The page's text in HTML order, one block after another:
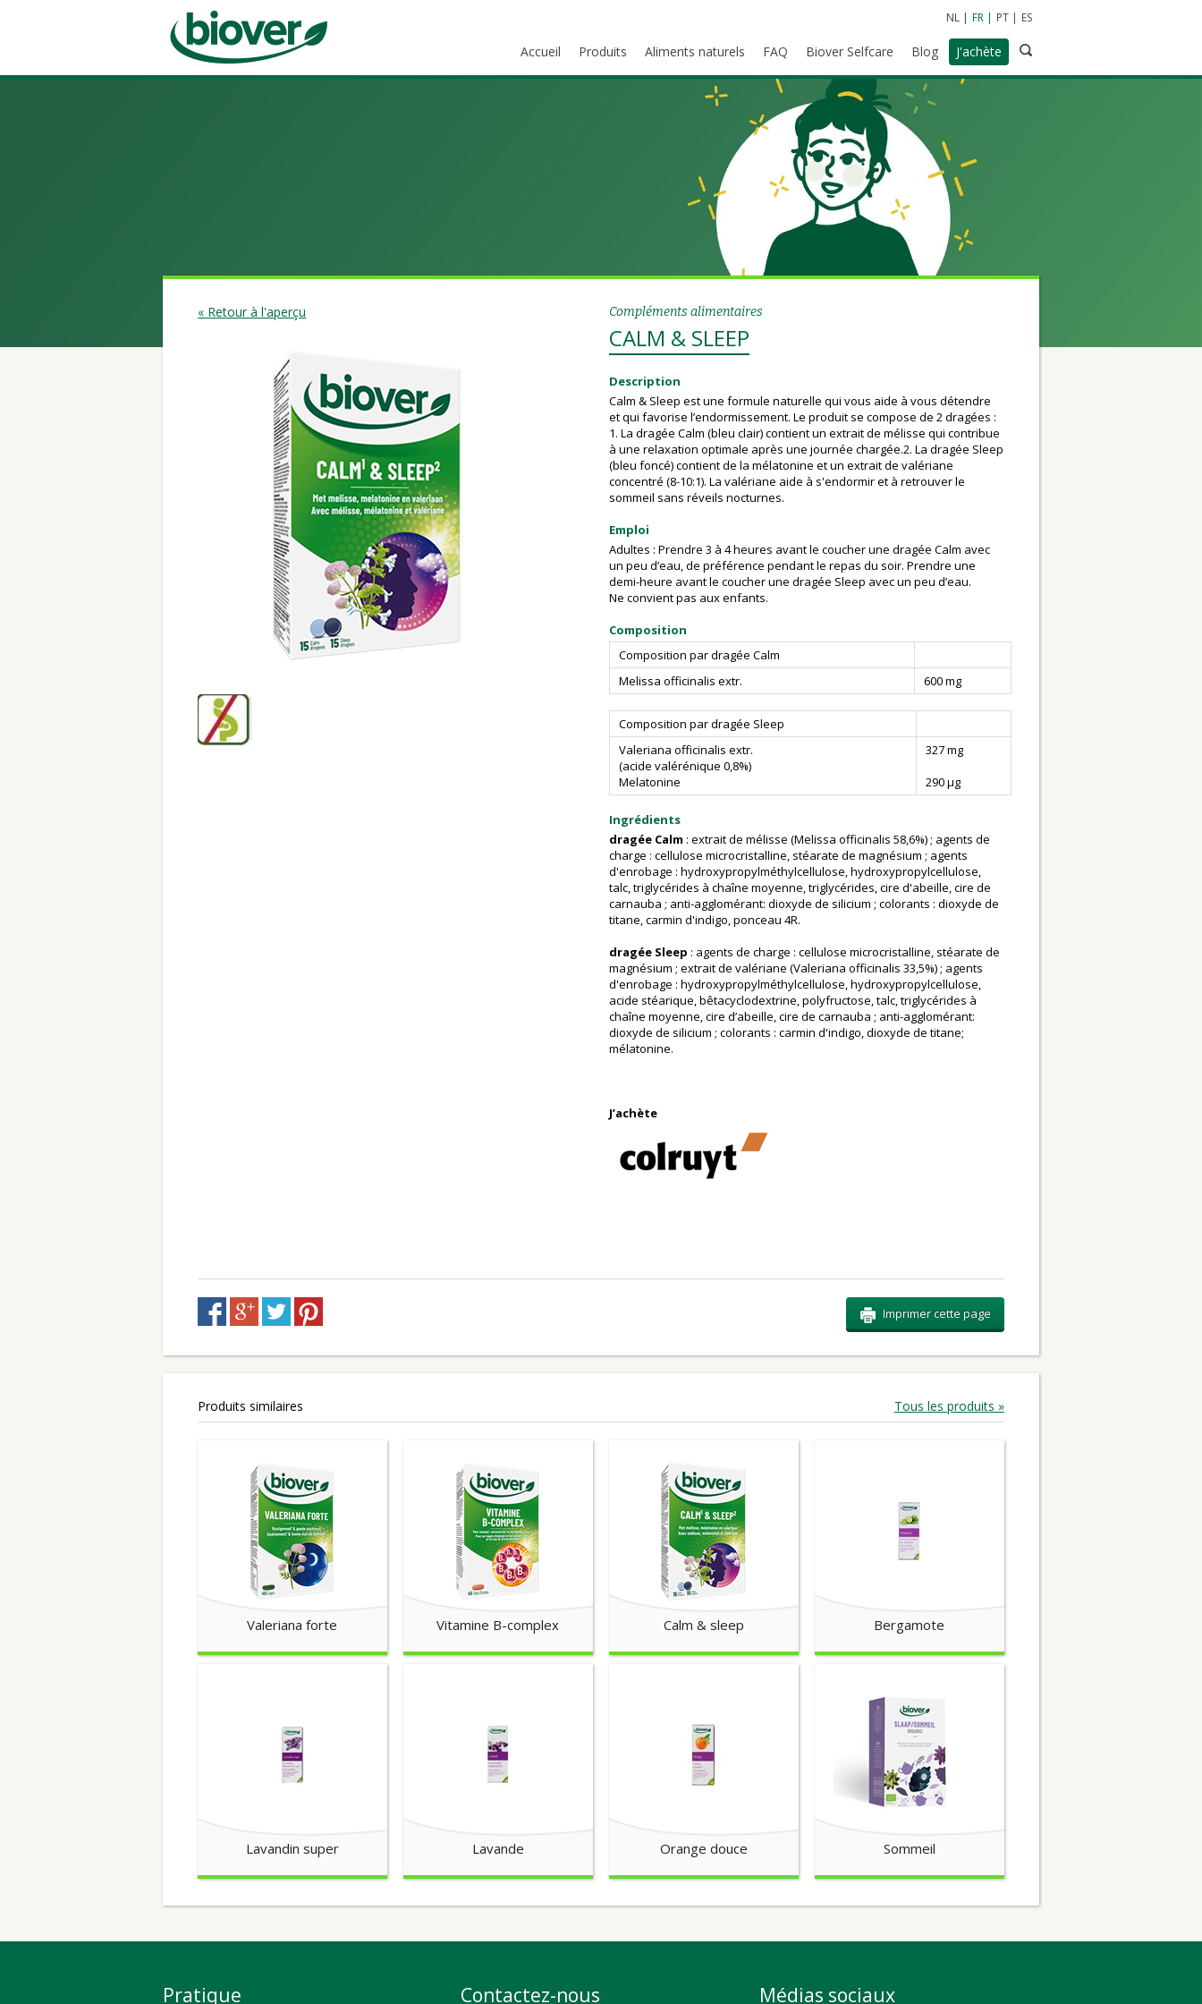
NL FR PT ES
Accueil Produits Aliments naturels FAQ Biover Selfcare Blog J'achète
« Retour à l'aperçu Compléments alimentaires
CALM & SLEEP
Description
Calm & Sleep est une formule naturelle qui vous aide à vous détendre
et qui favorise l’endormissement. Le produit se compose de 2 dragées :
1. La dragée Calm (bleu clair) contient un extrait de mélisse qui contribue
à une relaxation optimale après une journée chargée.2. La dragée Sleep
(bleu foncé) contient de la mélatonine et un extrait de valériane
concentré (8-10:1). La valériane aide à s'endormir et à retrouver le
sommeil sans réveils nocturnes.
Emploi
Adultes : Prendre 3 à 4 heures avant le coucher une dragée Calm avec
un peu d’eau, de préférence pendant le repas du soir. Prendre une
demi-heure avant le coucher une dragée Sleep avec un peu d’eau.
Ne convient pas aux enfants.
Composition
Composition par dragée Calm
Melissa officinalis extr.
600 mg
Composition par dragée Sleep
Valeriana officinalis extr.
(acide valérénique 0,8%)
Melatonine
327 mg
290 µg
Ingrédients
dragée Calm : extrait de mélisse (Melissa officinalis 58,6%) ; agents de
charge : cellulose microcristalline, stéarate de magnésium ; agents
d'enrobage : hydroxypropylméthylcellulose, hydroxypropylcellulose,
talc, triglycérides à chaîne moyenne, triglycérides, cire d'abeille, cire de
carnauba ; anti-agglomérant: dioxyde de silicium ; colorants : dioxyde de
titane, carmin d'indigo, ponceau 4R.
dragée Sleep : agents de charge : cellulose microcristalline, stéarate de
magnésium ; extrait de valériane (Valeriana officinalis 33,5%) ; agents
d'enrobage : hydroxypropylméthylcellulose, hydroxypropylcellulose,
acide stéarique, bêtacyclodextrine, polyfructose, talc, triglycérides à
chaîne moyenne, cire d’abeille, cire de carnauba ; anti-agglomérant:
dioxyde de silicium ; colorants : carmin d'indigo, dioxyde de titane;
mélatonine.
J’achète
Imprimer cette page
Produits similaires Tous les produits »
Valeriana forte Vitamine B-complex Calm & sleep Bergamote
Lavandin super Lavande Orange douce Sommeil
Pratique Contactez-nous Médias sociaux